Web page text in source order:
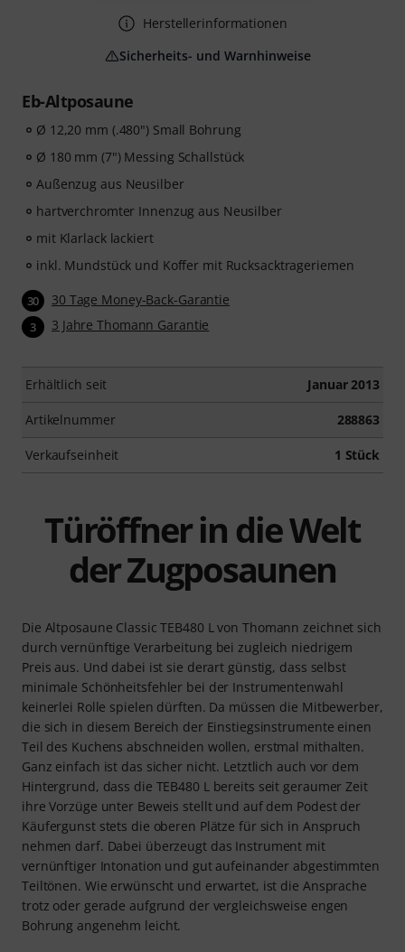
Eb-Altposaune
Ø 12,20 mm (.480") Small Bohrung
Ø 180 mm (7") Messing Schallstück
Außenzug aus Neusilber
hartverchromter Innenzug aus Neusilber
mit Klarlack lackiert
inkl. Mundstück und Koffer mit Rucksacktrageriemen
30 30 Tage Money-Back-Garantie
3 3 Jahre Thomann Garantie
Erhältlich seit Januar 2013
Artikelnummer 288863
Verkaufseinheit 1 Stück
Herstellerinformationen
Sicherheits- und Warnhinweise
Türöffner in die Welt
der Zugposaunen
Die Altposaune Classic TEB480 L von Thomann zeichnet sich
durch vernünftige Verarbeitung bei zugleich niedrigem
Preis aus. Und dabei ist sie derart günstig, dass selbst
minimale Schönheitsfehler bei der Instrumentenwahl
keinerlei Rolle spielen dürften. Da müssen die Mitbewerber,
die sich in diesem Bereich der Einstiegsinstrumente einen
Teil des Kuchens abschneiden wollen, erstmal mithalten.
Ganz einfach ist das sicher nicht. Letztlich auch vor dem
Hintergrund, dass die TEB480 L bereits seit geraumer Zeit
ihre Vorzüge unter Beweis stellt und auf dem Podest der
Käufergunst stets die oberen Plätze für sich in Anspruch
nehmen darf. Dabei überzeugt das Instrument mit
vernünftiger Intonation und gut aufeinander abgestimmten
Teiltönen. Wie erwünscht und erwartet, ist die Ansprache
trotz oder gerade aufgrund der vergleichsweise engen
Bohrung angenehm leicht.